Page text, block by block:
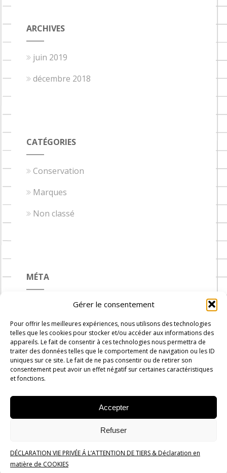
Gérer le consentement
Pour offrir les meilleures expériences, nous utilisons des technologies
telles que les cookies pour stocker et/ou accéder aux informations des
appareils. Le fait de consentir à ces technologies nous permettra de
traiter des données telles que le comportement de navigation ou les ID
uniques sur ce site. Le fait de ne pas consentir ou de retirer son
consentement peut avoir un effet négatif sur certaines caractéristiques
et fonctions.
Accepter
Refuser
DÉCLARATION VIE PRIVÉE Á L’ATTENTION DE TIERS & Déclaration en
matière de COOKIES
ARCHIVES
juin 2019
décembre 2018
CATÉGORIES
Conservation
Marques
Non classé
MÉTA
Connexion
Flux des publications
Flux des commentaires
Site de WordPress-FR
Carnets de Cuisine © 2019 -2026-AdministrationRue du
progrès n°7, 1300 Wavre
Politique de confidentialité